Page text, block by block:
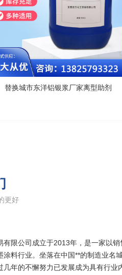
替换城市东洋铝银浆厂家离型助剂
更好
有限公司成立于2013年，是一家以
涂料行业。坐落在中国**的制造业名
几年的不懈努力已发展成为具有行